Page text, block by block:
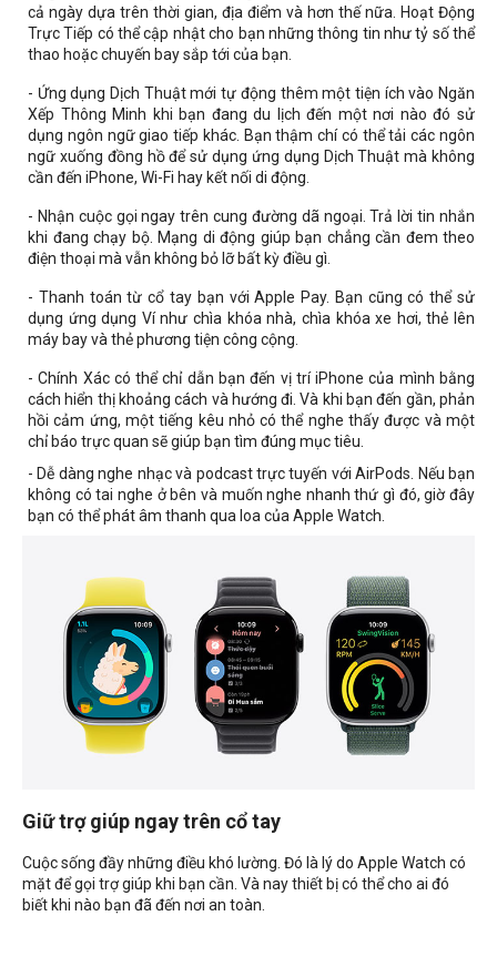
cả ngày dựa trên thời gian, địa điểm và hơn thế nữa. Hoạt Động
Trực Tiếp có thể cập nhật cho bạn những thông tin như tỷ số thể
thao hoặc chuyến bay sắp tới của bạn.
- Ứng dụng Dịch Thuật mới tự động thêm một tiện ích vào Ngăn
Xếp Thông Minh khi bạn đang du lịch đến một nơi nào đó sử
dụng ngôn ngữ giao tiếp khác. Bạn thậm chí có thể tải các ngôn
ngữ xuống đồng hồ để sử dụng ứng dụng Dịch Thuật mà không
cần đến iPhone, Wi-Fi hay kết nối di động.
- Nhận cuộc gọi ngay trên cung đường dã ngoại. Trả lời tin nhắn
khi đang chạy bộ. Mạng di động giúp bạn chẳng cần đem theo
điện thoại mà vẫn không bỏ lỡ bất kỳ điều gì.
- Thanh toán từ cổ tay bạn với Apple Pay. Bạn cũng có thể sử
dụng ứng dụng Ví như chìa khóa nhà, chìa khóa xe hơi, thẻ lên
máy bay và thẻ phương tiện công cộng.
- Chính Xác có thể chỉ dẫn bạn đến vị trí iPhone của mình bằng
cách hiển thị khoảng cách và hướng đi. Và khi bạn đến gần, phản
hồi cảm ứng, một tiếng kêu nhỏ có thể nghe thấy được và một
chỉ báo trực quan sẽ giúp bạn tìm đúng mục tiêu.
- Dễ dàng nghe nhạc và podcast trực tuyến với AirPods. Nếu bạn
không có tai nghe ở bên và muốn nghe nhanh thứ gì đó, giờ đây
bạn có thể phát âm thanh qua loa của Apple Watch.
Giữ trợ giúp ngay trên cổ tay
Cuộc sống đầy những điều khó lường. Đó là lý do Apple Watch có
mặt để gọi trợ giúp khi bạn cần. Và nay thiết bị có thể cho ai đó
biết khi nào bạn đã đến nơi an toàn.